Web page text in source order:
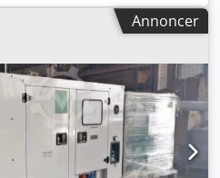
0 - Dokumentation
Ja - CE-certifikat: Nej -
(l x b x h) - Transportvægt
[stk.]: 1 Finansielle
pris er ekskl. moms
kan fratrækkes for
er muligt når som
for industriområdet. Lukas
Annoncer